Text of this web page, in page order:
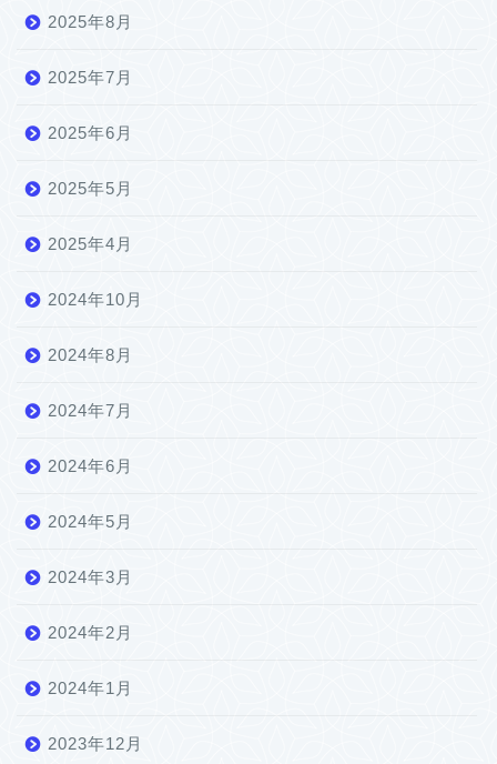
2025年8月
2025年7月
2025年6月
2025年5月
2025年4月
2024年10月
2024年8月
2024年7月
2024年6月
2024年5月
2024年3月
2024年2月
2024年1月
2023年12月